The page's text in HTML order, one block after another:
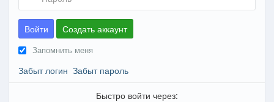
Войти Создать аккаунт
Запомнить меня
Забыт логин Забыт пароль
Быстро войти через: